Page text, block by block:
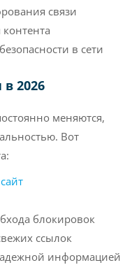
связи
в сети
2026
меняются,
Вот
блокировок
ссылок
информацией